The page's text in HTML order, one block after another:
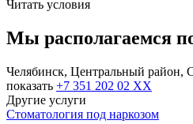
Читать условия
Мы располагаемся
Челябинск, Центральный район,
показать +7 351 202 02 XX
Другие услуги
Стоматология под наркозом